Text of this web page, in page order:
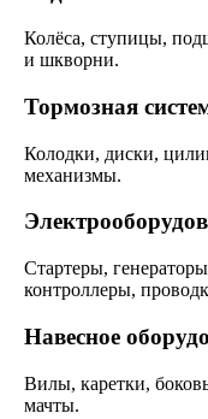
Колёса, ступицы,
и шкворни.
Тормозная
Колодки, диски,
механизмы.
Стартеры,
контроллеры,
Навесное
Вилы, каретки,
мачты.